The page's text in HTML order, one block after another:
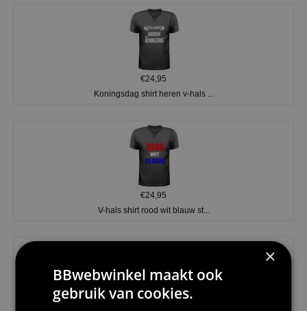
€24,95
Koningsdag shirt heren v-hals ...
€24,95
V-hals shirt rood wit blauw st...
×
BBwebwinkel maakt ook
gebruik van cookies.